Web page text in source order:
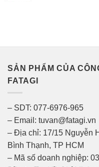
SẢN PHẨM CỦA
FATAGI
– SDT: 077-6976-965
– Email: tuvan@fatagi.vn
– Địa chỉ: 17/15 Nguyễn
Bình Thạnh, TP HCM
– Mã số doanh nghiệp: